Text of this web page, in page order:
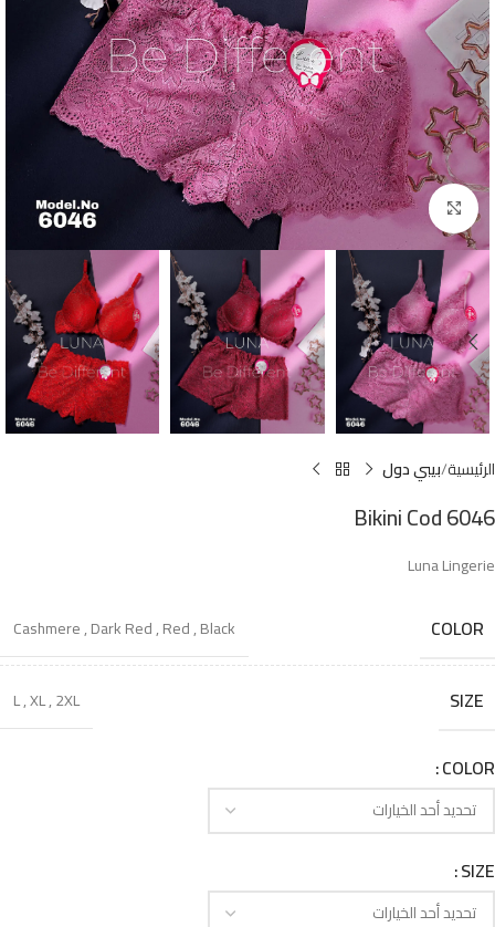
Click to enlarge
الرئيسية بيبي دول
Bikini Cod 6046
Luna Lingerie
COLOR
Cashmere,Dark Red,Red,Black
SIZE
L,XL,2XL
COLOR
SIZE